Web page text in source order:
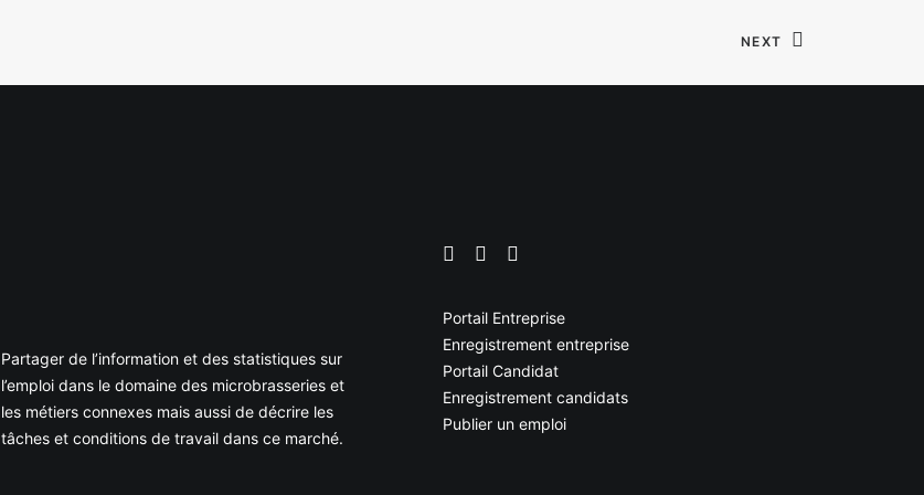
NEXT
Partager de l’information et des statistiques sur
l’emploi dans le domaine des microbrasseries et
les métiers connexes mais aussi de décrire les
tâches et conditions de travail dans ce marché.
Portail Entreprise
Enregistrement entreprise
Portail Candidat
Enregistrement candidats
Publier un emploi